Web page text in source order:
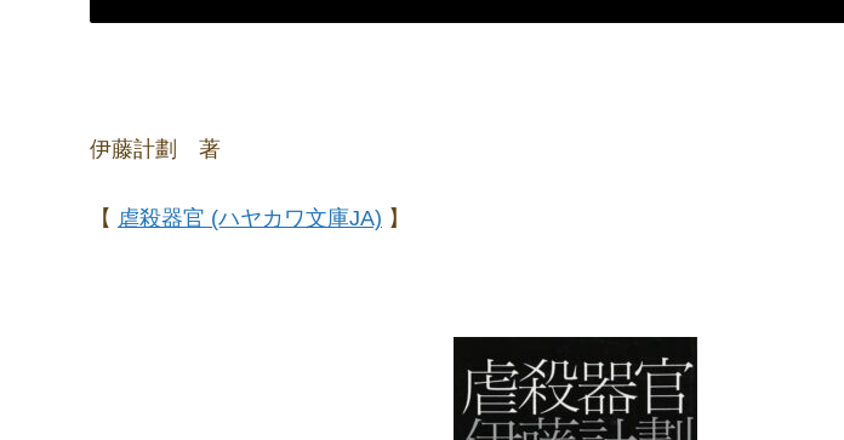
伊藤計劃 著
【 虐殺器官 (ハヤカワ文庫JA) 】